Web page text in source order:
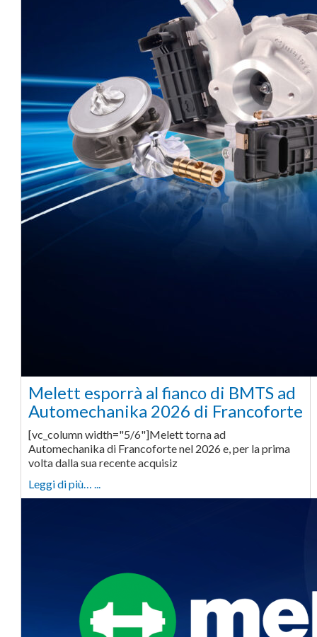
Melett esporrà al fianco di BMTS ad
Automechanika 2026 di Francoforte
[vc_column width="5/6"]Melett torna ad
Automechanika di Francoforte nel 2026 e, per la prima
volta dalla sua recente acquisiz
Leggi di più… ...